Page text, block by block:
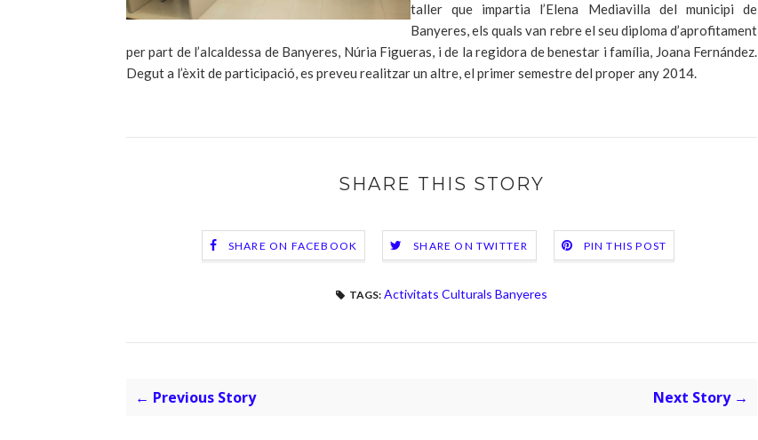
taller que impartia l’Elena Mediavilla del municipi de
Banyeres, els quals van rebre el seu diploma d’aprofitament
per part de l’alcaldessa de Banyeres, Núria Figueras, i de la regidora de benestar i família, Joana Fernández.
Degut a l’èxit de participació, es preveu realitzar un altre, el primer semestre del proper any 2014.
SHARE THIS STORY
SHARE ON FACEBOOK SHARE ON TWITTER PIN THIS POST
TAGS: Activitats Culturals Banyeres
← Previous Story Next Story →